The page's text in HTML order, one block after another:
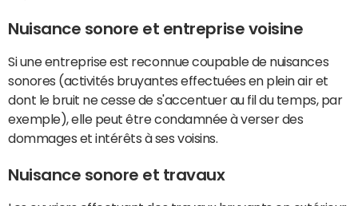
Nuisance sonore et entreprise voisine
Si une entreprise est reconnue coupable de nuisances
sonores (activités bruyantes effectuées en plein air et
dont le bruit ne cesse de s'accentuer au fil du temps, par
exemple), elle peut être condamnée à verser des
dommages et intérêts à ses voisins.
Nuisance sonore et travaux